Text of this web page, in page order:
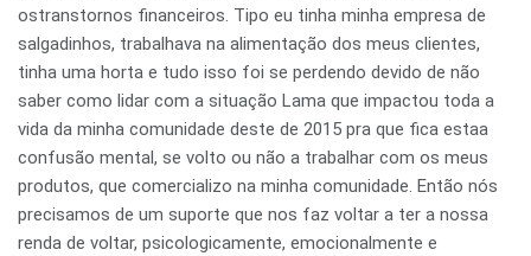
ostranstornos financeiros. Tipo eu tinha minha empresa de
salgadinhos, trabalhava na alimentação dos meus clientes,
tinha uma horta e tudo isso foi se perdendo devido de não
saber como lidar com a situação Lama que impactou toda a
vida da minha comunidade deste de 2015 pra que fica estaa
confusão mental, se volto ou não a trabalhar com os meus
produtos, que comercializo na minha comunidade. Então nós
precisamos de um suporte que nos faz voltar a ter a nossa
renda de voltar, psicologicamente, emocionalmente e